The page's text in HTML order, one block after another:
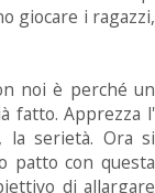
giocare i ragazzi,
noi è perché un
fatto. Apprezza l'
la serietà. Ora si
patto con questa
di allargare